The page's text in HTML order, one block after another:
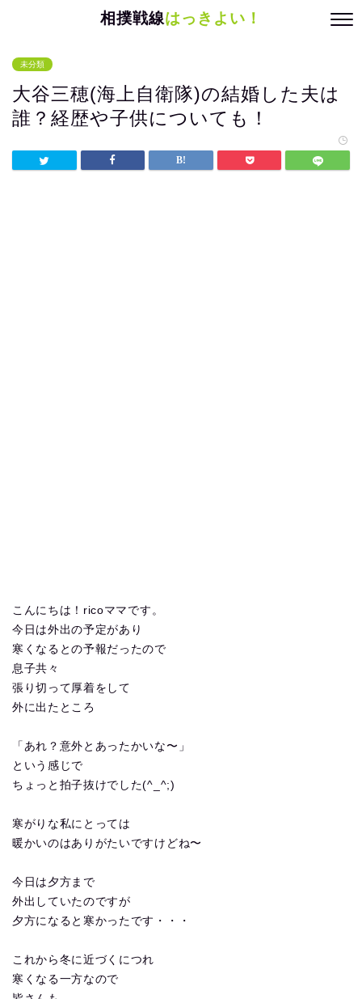
相撲戦線はっきよい！
未分類
大谷三穂(海上自衛隊)の結婚した夫は
誰？経歴や子供についても！
こんにちは！ricoママです。
今日は外出の予定があり
寒くなるとの予報だったので
息子共々
張り切って厚着をして
外に出たところ
「あれ？意外とあったかいな〜」
という感じで
ちょっと拍子抜けでした(^_^;)
寒がりな私にとっては
暖かいのはありがたいですけどね〜
今日は夕方まで
外出していたのですが
夕方になると寒かったです・・・
これから冬に近づくにつれ
寒くなる一方なので